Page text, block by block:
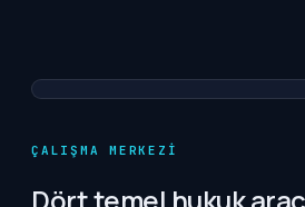
ÇALIŞMA MERKEZI